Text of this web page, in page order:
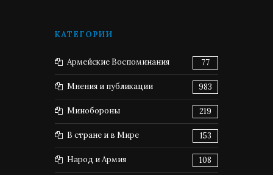
КАТЕГОРИИ
Армейские Воспоминания 77
Мнения и публикации 983
Минобороны 219
В стране и в Мире 153
Народ и Армия 108